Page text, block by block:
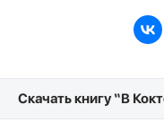
Скачать книгу “В